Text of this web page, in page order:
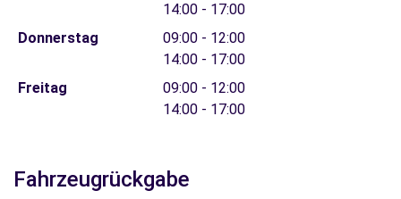
14:00 - 17:00
Donnerstag
09:00 - 12:00
14:00 - 17:00
Freitag
09:00 - 12:00
14:00 - 17:00
Fahrzeugrückgabe